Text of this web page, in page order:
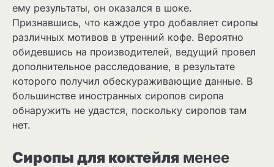
ему результаты, он оказался в шоке.
Признавшись, что каждое утро добавляет сиропы
различных мотивов в утренний кофе. Вероятно
обидевшись на производителей, ведущий провел
дополнительное расследование, в результате
которого получил обескураживающие данные. В
большинстве иностранных сиропов сиропа
обнаружить не удастся, поскольку сиропов там
нет.
Сиропы для коктейля менее